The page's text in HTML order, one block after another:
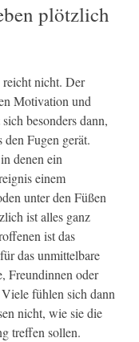
plötzlich
nicht. Der
Motivation und
besonders dann,
den Fugen gerät.
denen ein
einem
unter den Füßen
ist alles ganz
ist das
das unmittelbare
Freundinnen oder
fühlen sich dann
nicht, wie sie die
treffen sollen.